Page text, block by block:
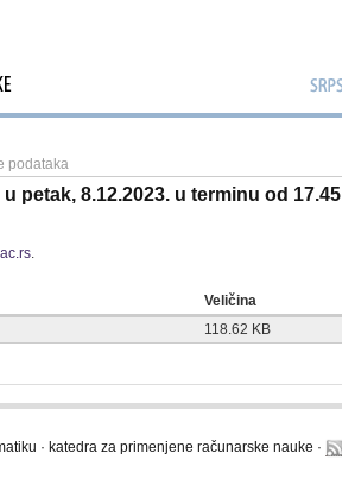
podataka
petak, 8.12.2023. u terminu od 17.45
.
Veličina
118.62 KB
· katedra za primenjene računarske nauke ·